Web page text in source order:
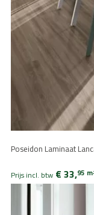
Poseidon Laminaat
Prijs incl. btw € 33,95 m